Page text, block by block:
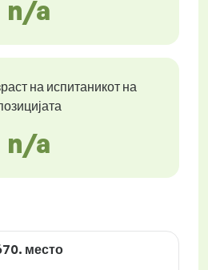
n/a
на испитаникот на
n/a
место